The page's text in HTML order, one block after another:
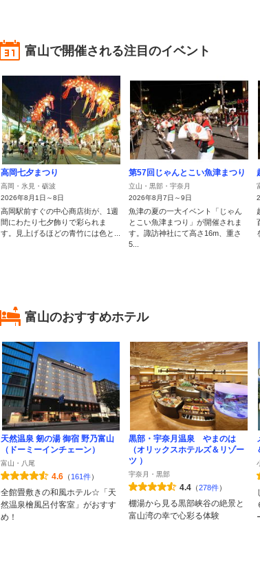
富山で開催される注目のイベント
高岡七夕まつり
高岡・氷見・砺波
2026年8月1日～8日
高岡駅前すぐの中心商店街が、1週
間にわたり七夕飾りで彩られま
す。見上げるほどの青竹には色と...
第57回じゃんとこい魚津まつり
立山・黒部・宇奈月
2026年8月7日～9日
魚津の夏の一大イベント「じゃん
とこい魚津まつり」が開催されま
す。諏訪神社にて高さ16m、重さ
5...
富山のおすすめホテル
天然温泉 剱の湯 御宿 野乃富山
（ドーミーインチェーン）
富山・八尾
4.6 （ 161件）
全館畳敷きの和風ホテル☆「天
然温泉檜風呂付客室」がおすす
め！
黒部・宇奈月温泉 やまのは
（オリックスホテルズ＆リゾー
ツ ）
宇奈月・黒部
4.4 （278件）
棚湯から見る黒部峡谷の絶景と
富山湾の幸で心彩る体験